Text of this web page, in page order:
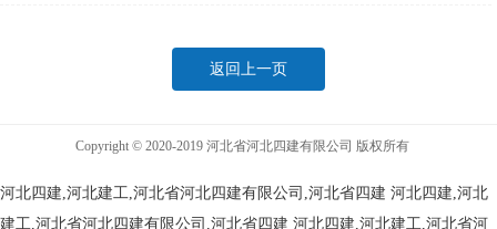
返回上一页
Copyright © 2020-2019 河北省河北四建有限公司 版权所有
河北四建,河北建工,河北省河北四建有限公司,河北省四建 河北四建,河北
建工,河北省河北四建有限公司,河北省四建 河北四建,河北建工,河北省河